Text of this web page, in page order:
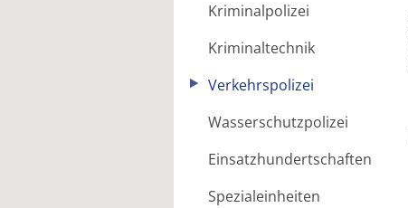
Kriminalpolizei
Kriminaltechnik
Verkehrspolizei
Wasserschutzpolizei
Einsatzhundertschaften
Spezialeinheiten